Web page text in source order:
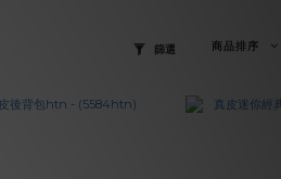
篩選 商品排序